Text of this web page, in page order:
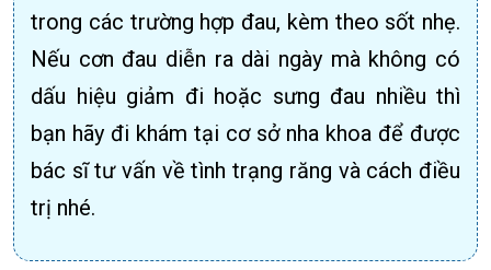
trong các trường hợp đau, kèm theo sốt nhẹ.
Nếu cơn đau diễn ra dài ngày mà không có
dấu hiệu giảm đi hoặc sưng đau nhiều thì
bạn hãy đi khám tại cơ sở nha khoa để được
bác sĩ tư vấn về tình trạng răng và cách điều
trị nhé.